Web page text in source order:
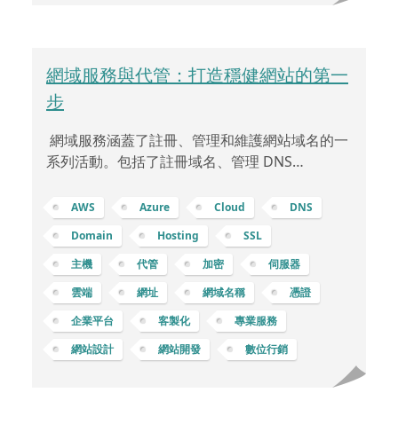
網域服務與代管：打造穩健網站的第一
步
網域服務涵蓋了註冊、管理和維護網站域名的一
系列活動。包括了註冊域名、管理 DNS
網域、以及配置 SSL (Secure Sockets Layer)
等，下面將逐步解釋： 註冊域名：註冊域名是指
在網際網路上獨特的名稱，如「example.com」
或「mybusiness.net」。您可以通過註冊域名服
務提供商 (例如 GoDaddy、Namecheap 等) 購
買域名，這通常是每年支付費用。DNS：域名系
統 (DNS) 是
AWS Azure Cloud
DNS
Domain
Hosting
SSL
主機
代管 加密
伺服器
雲端
網址 網域名稱
憑證
企業平台
客製化
專業服務
網站設計
網站開發 數位行銷